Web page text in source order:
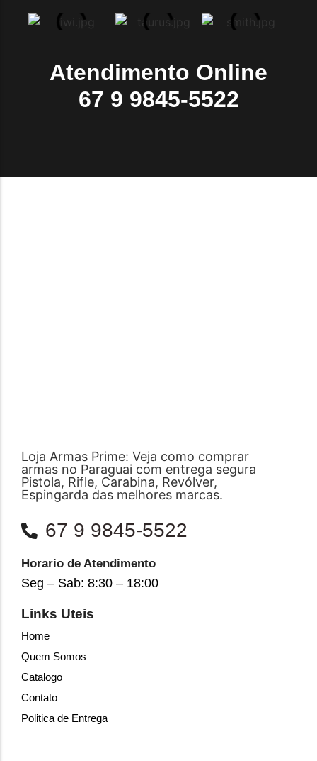
Atendimento Online
67 9 9845-5522
Loja Armas Prime: Veja como comprar
armas no Paraguai com entrega segura
Pistola, Rifle, Carabina, Revólver,
Espingarda das melhores marcas.
67 9 9845-5522
Horario de Atendimento
Seg – Sab: 8:30 – 18:00
Links Uteis
Home
Quem Somos
Catalogo
Contato
Politica de Entrega